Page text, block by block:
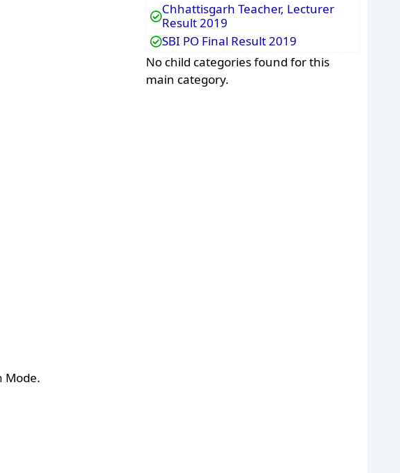
Mode.
Chhattisgarh Teacher, Lecturer
Result 2019
SBI PO Final Result 2019
No child categories found for this
main category.